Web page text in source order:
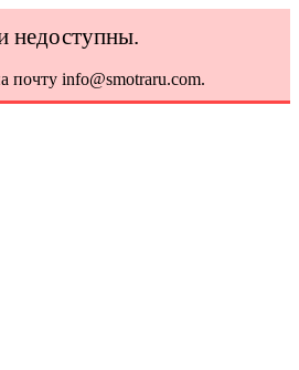
недоступны.
почту info@smotraru.com.